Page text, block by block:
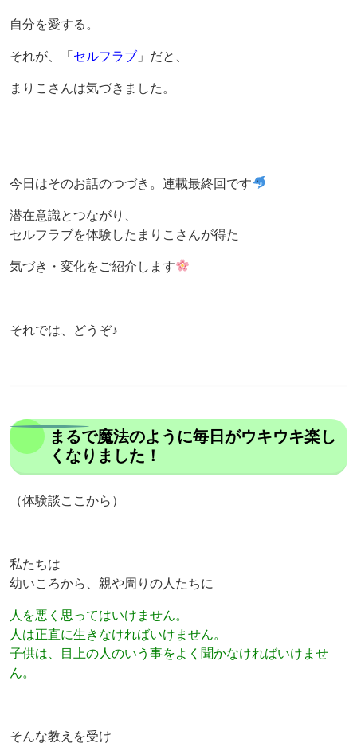
自分を愛する。
それが、「 セルフラブ 」だと、
まりこさんは気づきました。
今日はそのお話のつづき。連載最終回です
潜在意識とつながり、
セルフラブを体験したまりこさんが得た
気づき・変化をご紹介します
それでは、どうぞ♪
まるで魔法のように毎日がウキウキ楽し
くなりました！
（体験談ここから）
私たちは
幼いころから、親や周りの人たちに
人を悪く思ってはいけません。
人は正直に生きなければいけません。
子供は、目上の人のいう事をよく聞かなければいけませ
ん。
そんな教えを受け